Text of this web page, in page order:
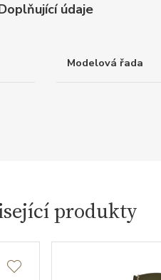
údaje
Modelová řada
produkty